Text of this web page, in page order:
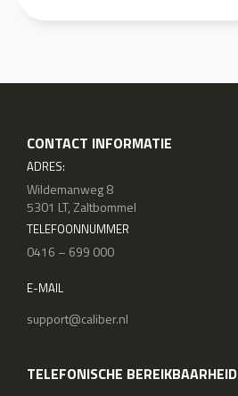
CONTACT INFORMATIE
ADRES:
Wildemanweg 8
5301 LT, Zaltbommel
TELEFOONNUMMER
0416 – 699 000
E-MAIL
support@caliber.nl
TELEFONISCHE BEREIKBAARHEID